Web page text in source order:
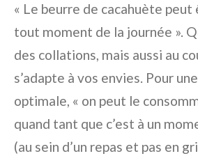
« Le beurre de cacahuète
tout moment de la journée ».
des collations, mais aussi au
s’adapte à vos envies. Pour
optimale, « on peut le
quand tant que c’est à un
(au sein d’un repas et pas en